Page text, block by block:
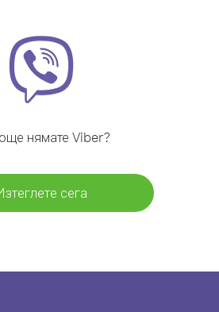
нямате Viber?
сега